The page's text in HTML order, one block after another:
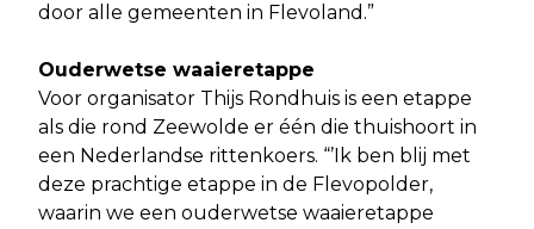
door alle gemeenten in Flevoland.”
Ouderwetse waaieretappe
Voor organisator Thijs Rondhuis is een etappe
als die rond Zeewolde er één die thuishoort in
een Nederlandse rittenkoers. “’Ik ben blij met
deze prachtige etappe in de Flevopolder,
waarin we een ouderwetse waaieretappe